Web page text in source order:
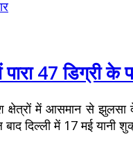
47 डिग्री के
क्षेत्रों में आसमान से
दिल्ली में 17 मई यानी